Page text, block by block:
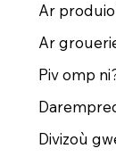
Ar
Ar
Piv omp
Divizoù